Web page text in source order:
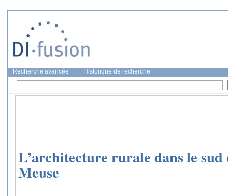
Recherche avancée Historique de recherche
L’architecture rurale dans le
Meuse